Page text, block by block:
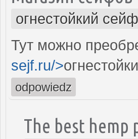
огнестойкий
Тут можно
sejf.ru/>
odpowiedz
The best hemp